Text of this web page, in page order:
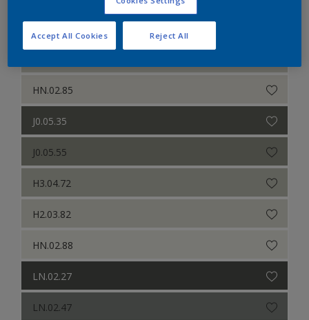
HN.02.85
J0.05.35
J0.05.55
H3.04.72
H2.03.82
HN.02.88
LN.02.27
LN.02.47
Reject All
Accept All Cookies